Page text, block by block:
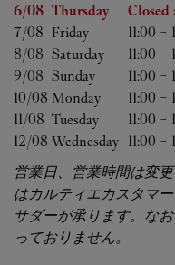
Day of the Week Hours
6/08 Thursday Closed
7/08 Friday 11:00 -
8/08 Saturday 11:00 -
9/08 Sunday 11:00 -
10/08 Monday 11:00 -
11/08 Tuesday 11:00 -
12/08 Wednesday 11:00 -
営業日、営業時間は変
はカルティエカスタマ
サダーが承ります。な
っておりません。